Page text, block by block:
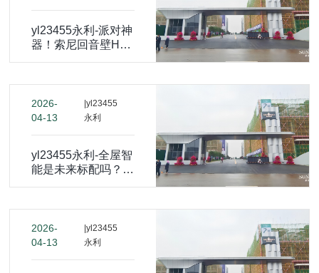
yl23455永利-派对神
器！索尼回音壁HT-
2026-
04-13
|yl23455
永利
yl23455永利-全屋智
能是未来标配吗？华
2026-
04-13
|yl23455
永利